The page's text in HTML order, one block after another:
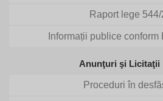
Raport lege 544/
Informații publice conform
Anunţuri şi Licitaţii
Proceduri în